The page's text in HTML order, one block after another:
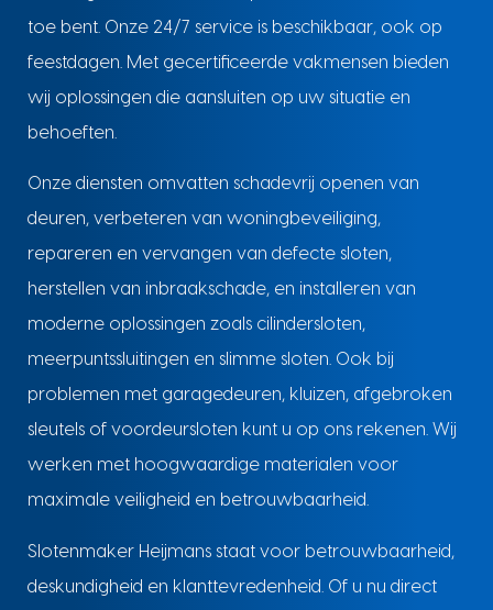
toe bent. Onze 24/7 service is beschikbaar, ook op
feestdagen. Met gecertificeerde vakmensen bieden
wij oplossingen die aansluiten op uw situatie en
behoeften.
Onze diensten omvatten schadevrij openen van
deuren, verbeteren van woningbeveiliging,
repareren en vervangen van defecte sloten,
herstellen van inbraakschade, en installeren van
moderne oplossingen zoals cilindersloten,
meerpuntssluitingen en slimme sloten. Ook bij
problemen met garagedeuren, kluizen, afgebroken
sleutels of voordeursloten kunt u op ons rekenen. Wij
werken met hoogwaardige materialen voor
maximale veiligheid en betrouwbaarheid.
Slotenmaker Heijmans staat voor betrouwbaarheid,
deskundigheid en klanttevredenheid. Of u nu direct